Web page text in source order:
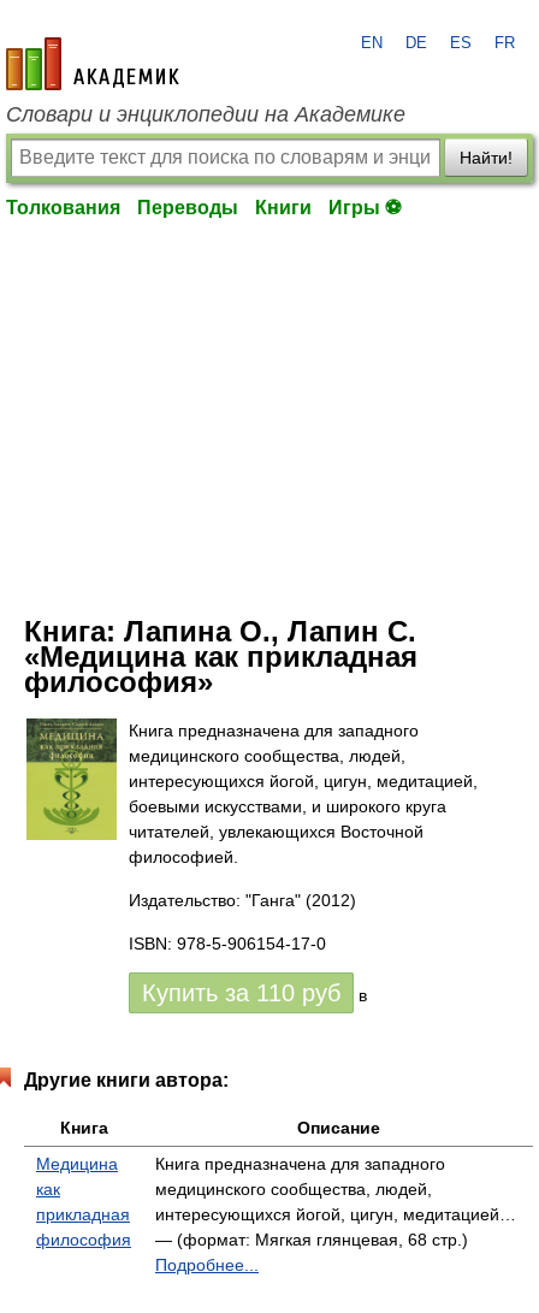
academic.ru
EN DE ES FR
Словари и энциклопедии на Академике
Найти!
Толкования Переводы Книги Игры ⚽
Книга: Лапина О., Лапин С.
«Медицина как прикладная
философия»
Книга предназначена для западного
медицинского сообщества, людей,
интересующихся йогой, цигун, медитацией,
боевыми искусствами, и широкого круга
читателей, увлекающихся Восточной
философией.
Издательство: "Ганга" (2012)
ISBN: 978-5-906154-17-0
Купить за 110 руб в
Другие книги автора:
Книга
Описание
Медицина
как
прикладная
философия
Книга предназначена для западного
медицинского сообщества, людей,
интересующихся йогой, цигун, медитацией…
— (формат: Мягкая глянцевая, 68 стр.)
Подробнее...